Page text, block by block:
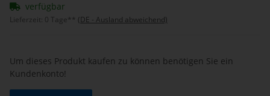
verfügbar
Lieferzeit: 0 Tage** (DE - Ausland abweichend)
Um dieses Produkt kaufen zu können benötigen Sie ein
Kundenkonto!